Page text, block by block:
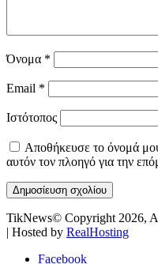
Όνομα *
Email *
Ιστότοπος
Αποθήκευσε το όνομά
αυτόν τον πλοηγό για την
TikNews© Copyright 2026,
| Hosted by RealHosting
Facebook